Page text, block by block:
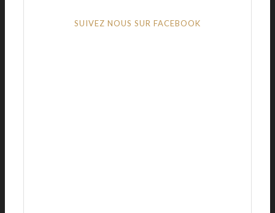
SUIVEZ NOUS SUR FACEBOOK